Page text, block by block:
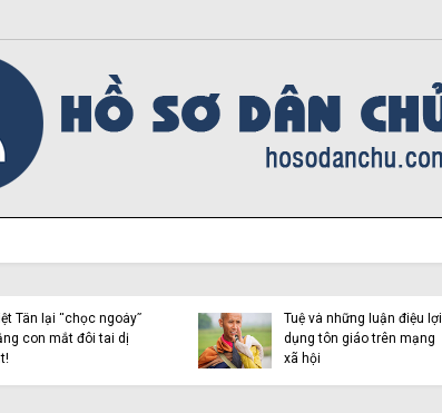
Tân lại “chọc ngoáy”
con mắt đôi tai dị
Tuệ và những luận điệu lợi
dụng tôn giáo trên mạng
xã hội